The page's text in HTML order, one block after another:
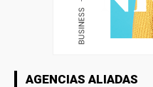
AGENCIAS ALIADAS